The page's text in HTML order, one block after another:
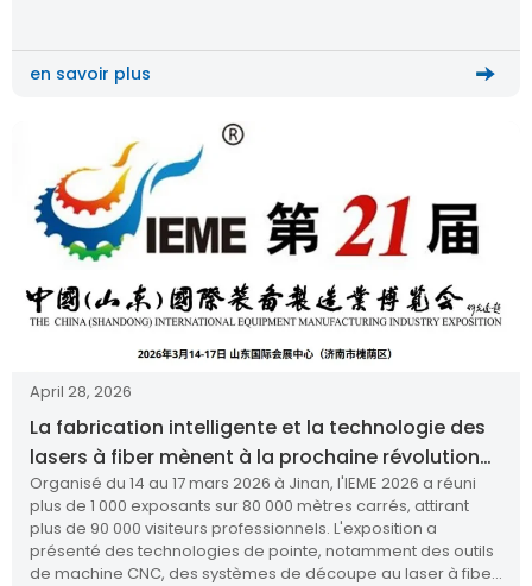
en savoir plus
April 28, 2026
La fabrication intelligente et la technologie des
lasers à fiber mènent à la prochaine révolution
industrielle
Organisé du 14 au 17 mars 2026 à Jinan, l'IEME 2026 a réuni
plus de 1 000 exposants sur 80 000 mètres carrés, attirant
plus de 90 000 visiteurs professionnels. L'exposition a
présenté des technologies de pointe, notamment des outils
de machine CNC, des systèmes de découpe au laser à fiber,